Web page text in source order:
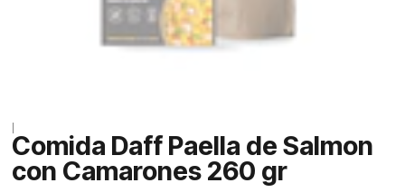
Comida Daff Paella de Salmon
con Camarones 260 gr